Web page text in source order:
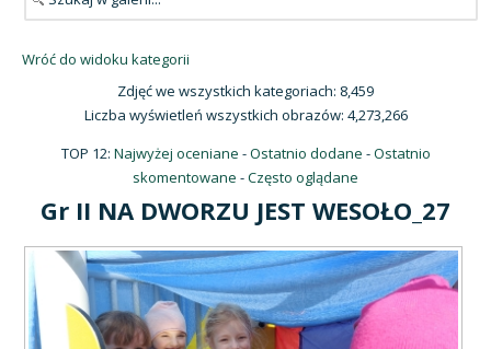
Wróć do widoku kategorii
Zdjęć we wszystkich kategoriach: 8,459
Liczba wyświetleń wszystkich obrazów: 4,273,266
TOP 12: Najwyżej oceniane -Ostatnio dodane -Ostatnio
skomentowane -Często oglądane
Gr II NA DWORZU JEST WESOŁO_27